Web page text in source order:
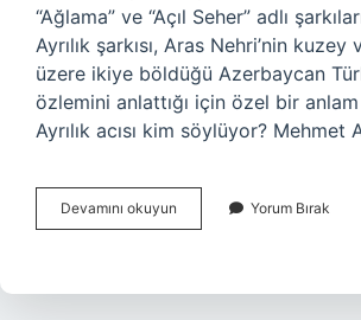
“Ağlama” ve “Açıl Seher” adlı
Ayrılık şarkısı, Aras Nehri’nin
üzere ikiye böldüğü Azerbaycan
özlemini anlattığı için özel bir anlam
Ayrılık acısı kim söylüyor? Mehmet
Devamını okuyun
Kolay
Söylüyor
Yorum Bırak